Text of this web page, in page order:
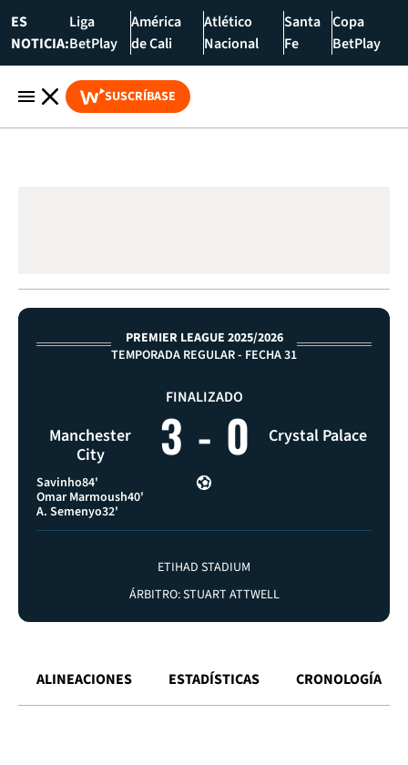
ES
NOTICIA:
Liga
BetPlay
América
de Cali
Atlético
Nacional
Santa
Fe
Copa
BetPlay
SUSCRÍBASE
PREMIER LEAGUE 2025/2026
TEMPORADA REGULAR - FECHA 31
Manchester
City
FINALIZADO
3 - 0 Crystal Palace
Savinho84'
Omar Marmoush40'
A. Semenyo32'
ETIHAD STADIUM
ÁRBITRO: STUART ATTWELL
ALINEACIONES ESTADÍSTICAS CRONOLOGÍA